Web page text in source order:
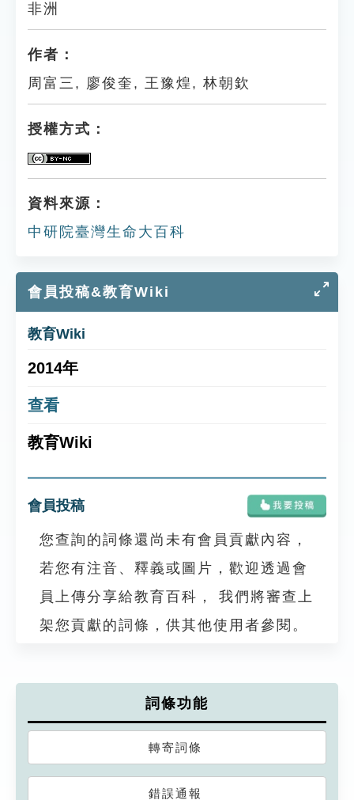
非洲
作者：
周富三, 廖俊奎, 王豫煌, 林朝欽
授權方式：
資料來源：
中研院臺灣生命大百科
會員投稿&教育Wiki
教育Wiki
2014年
查看
教育Wiki
會員投稿
您查詢的詞條還尚未有會員貢獻內容，
若您有注音、釋義或圖片，歡迎透過會
員上傳分享給教育百科， 我們將審查上
架您貢獻的詞條，供其他使用者參閱。
詞條功能
轉寄詞條
錯誤通報